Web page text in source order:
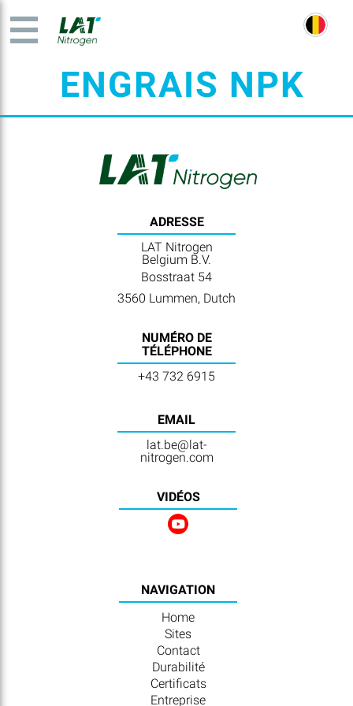
ENGRAIS NPK
ADRESSE
LAT Nitrogen
Belgium B.V.
Bosstraat 54
3560 Lummen, Dutch
NUMÉRO DE
TÉLÉPHONE
+43 732 6915
EMAIL
lat.be@lat-
nitrogen.com
VIDÉOS
NAVIGATION
Home
Sites
Contact
Durabilité
Certificats
Entreprise